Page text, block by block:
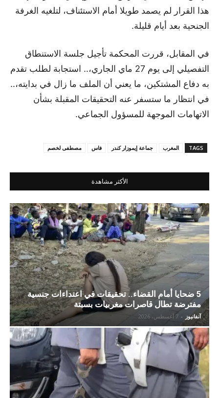
هذا القرار لم يصمد طويلا أمام الاستئناف، لتلغيه الغرفة
الجنحية بعد أيام قليلة.
في المقابل، قررت المحكمة تأجيل جلسة الاستنطاق
التفصيلي إلى يوم 27 ماي الجاري،.. استجابة لطلب تقدم
به دفاع المشتكين، ما يعني أن الملف ما زال في بدايته،..
في انتظار ما ستسفر عنه التحقيقات المقبلة بشأن
الاتهامات الموجهة للمسؤول الجماعي.
TAGS المغرب جماعة إيموزار كندر فاس مصطفى لخصم
الأكثر مشاهدة
5 ضحايا أمام القضاء.. تحقيقات في اعتداءات جنسية
مفترضة تطال قاصرات مغربيات بسبتة
آنفانيوز - 7 أغسطس، 2026